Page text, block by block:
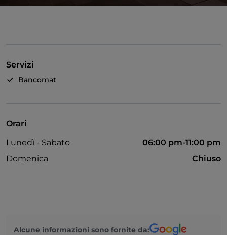
Servizi
Bancomat
Orari
Lunedì - Sabato
06:00 pm-11:00 pm
Domenica
Chiuso
Alcune informazioni sono fornite da: